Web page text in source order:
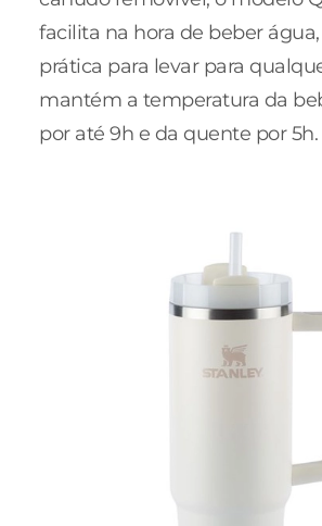
facilita na hora de beber
prática para levar para
mantém a temperatura da
por até 9h e da quente por 5h.